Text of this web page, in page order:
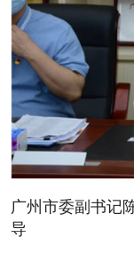
广州市委副书记
导